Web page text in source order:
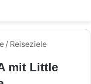
/ Reiseziele
mit Little